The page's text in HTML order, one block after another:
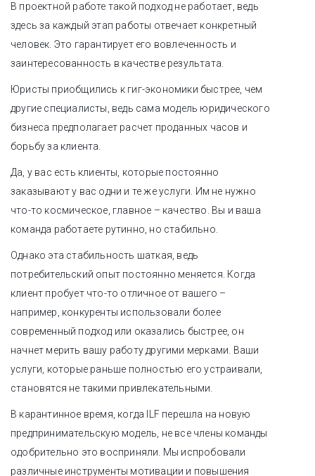
В проектной работе такой подход не работает, ведь
здесь за каждый этап работы отвечает конкретный
человек. Это гарантирует его вовлеченность и
заинтересованность в качестве результата.
Юристы приобщились к гиг-экономики быстрее, чем
другие специалисты, ведь сама модель юридического
бизнеса предполагает расчет проданных часов и
борьбу за клиента.
Да, у вас есть клиенты, которые постоянно
заказывают у вас одни и те же услуги. Им не нужно
что-то космическое, главное – качество. Вы и ваша
команда работаете рутинно, но стабильно.
Однако эта стабильность шаткая, ведь
потребительский опыт постоянно меняется. Когда
клиент пробует что-то отличное от вашего –
например, конкуренты использовали более
современный подход или оказались быстрее, он
начнет мерить вашу работу другими мерками. Ваши
услуги, которые раньше полностью его устраивали,
становятся не такими привлекательными.
В карантинное время, когда ILF перешла на новую
предпринимательскую модель, не все члены команды
одобрительно это восприняли. Мы испробовали
различные инструменты мотивации и повышения